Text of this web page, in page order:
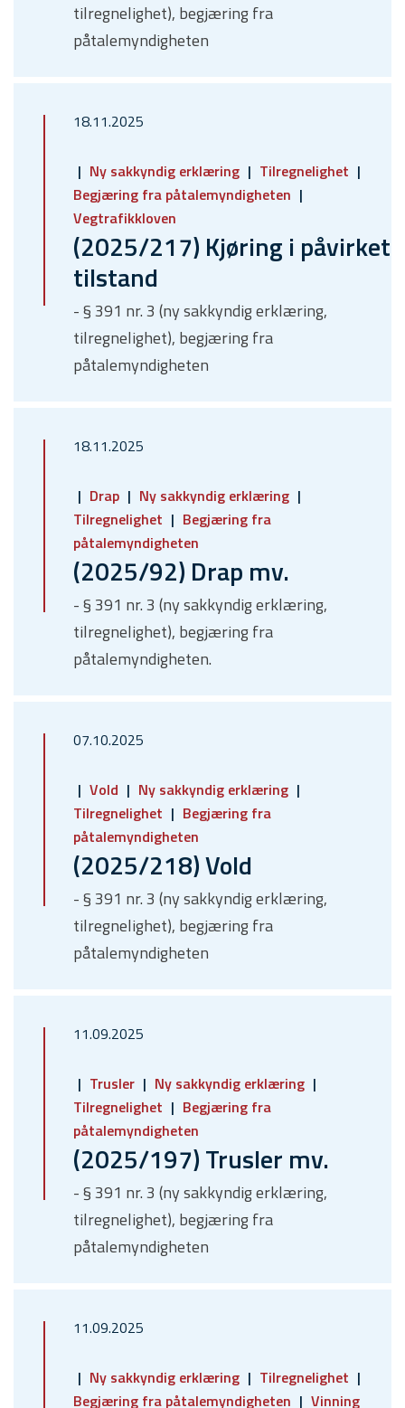
tilregnelighet), begjæring fra
påtalemyndigheten
18.11.2025
Ny sakkyndig erklæring
Tilregnelighet
Begjæring fra påtalemyndigheten
Vegtrafikkloven
(2025/217) Kjøring i påvirket
tilstand
- § 391 nr. 3 (ny sakkyndig erklæring,
tilregnelighet), begjæring fra
påtalemyndigheten
18.11.2025
Drap
Ny sakkyndig erklæring
Tilregnelighet
Begjæring fra
påtalemyndigheten
(2025/92) Drap mv.
- § 391 nr. 3 (ny sakkyndig erklæring,
tilregnelighet), begjæring fra
påtalemyndigheten.
07.10.2025
Vold
Ny sakkyndig erklæring
Tilregnelighet
Begjæring fra
påtalemyndigheten
(2025/218) Vold
- § 391 nr. 3 (ny sakkyndig erklæring,
tilregnelighet), begjæring fra
påtalemyndigheten
11.09.2025
Trusler
Ny sakkyndig erklæring
Tilregnelighet
Begjæring fra
påtalemyndigheten
(2025/197) Trusler mv.
- § 391 nr. 3 (ny sakkyndig erklæring,
tilregnelighet), begjæring fra
påtalemyndigheten
11.09.2025
Ny sakkyndig erklæring
Tilregnelighet
Begjæring fra påtalemyndigheten
Vinning